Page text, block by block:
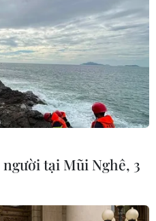
hội Thổ Nhĩ Kỳ phê chuẩn
gia nhập NATO tại Ankara,
THX/TTXVN)
cho biết Quốc hội Thổ
bỏ phiếu về việc
Hiệp ước Bắc Đại
giữa tháng 1/2024.
Quốc hội Thổ Nhĩ
Điển gia nhập
tiến thêm một bước
liên minh quân sự
tại Mũi Nghê, 3